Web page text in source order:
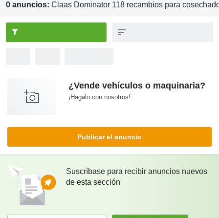
0 anuncios: Claas Dominator 118 recambios para
¿Vende vehículos o maquinaria?
¡Hagalo con nosotros!
Publicar el anuncio
Suscríbase para recibir anuncios nuevos
de esta sección